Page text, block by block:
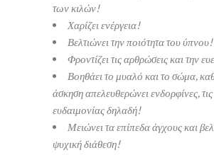
των κιλών!
Χαρίζει ενέργεια!
Βελτιώνει την ποιότητα του ύπνου!
Φροντίζει τις αρθρώσεις και την
Βοηθάει το μυαλό και το σώμα,
άσκηση απελευθερώνει ενδορφίνες,
ευδαιμονίας δηλαδή!
Μειώνει τα επίπεδα άγχους και
ψυχική διάθεση!